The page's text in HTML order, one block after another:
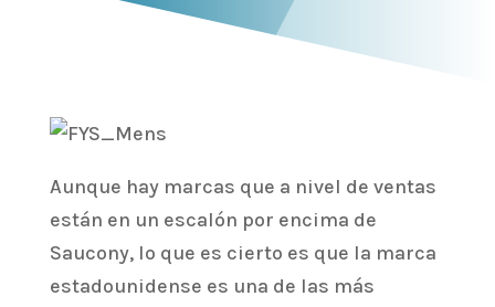
Aunque hay marcas que a nivel de ventas
están en un escalón por encima de
Saucony, lo que es cierto es que la marca
estadounidense es una de las más